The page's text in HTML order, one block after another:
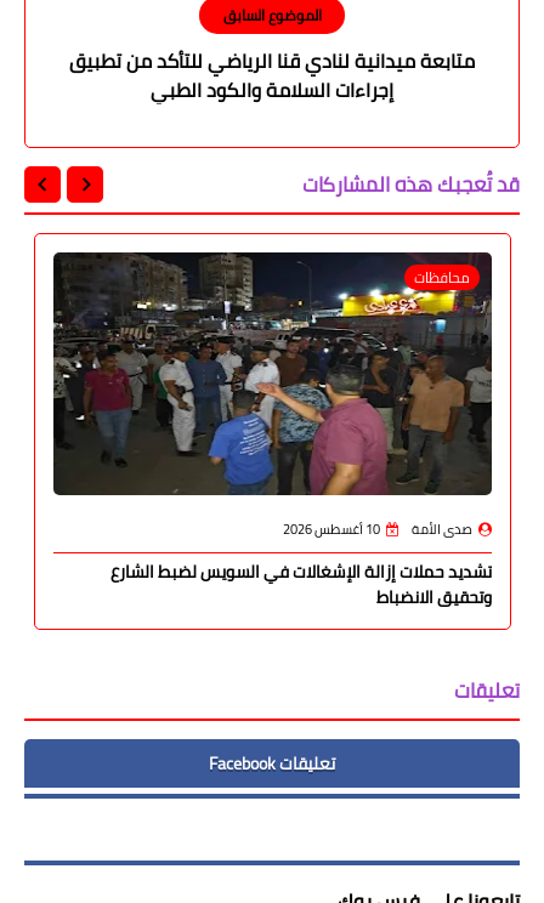
الموضوع السابق
متابعة ميدانية لنادي قنا الرياضي للتأكد من تطبيق
إجراءات السلامة والكود الطبي
قد تُعجبك هذه المشاركات
محافظات
صدى الأمة 10 أغسطس 2026
تشديد حملات إزالة الإشغالات في السويس لضبط الشارع
وتحقيق الانضباط
تعليقات
تعليقات Facebook